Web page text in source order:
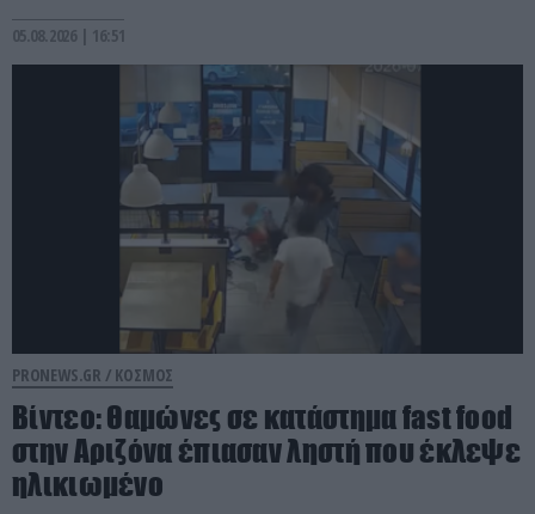
05.08.2026 | 16:51
PRONEWS.GR / ΚΟΣΜΟΣ
Βίντεο: Θαμώνες σε κατάστημα fast food
στην Αριζόνα έπιασαν ληστή που έκλεψε
ηλικιωμένο